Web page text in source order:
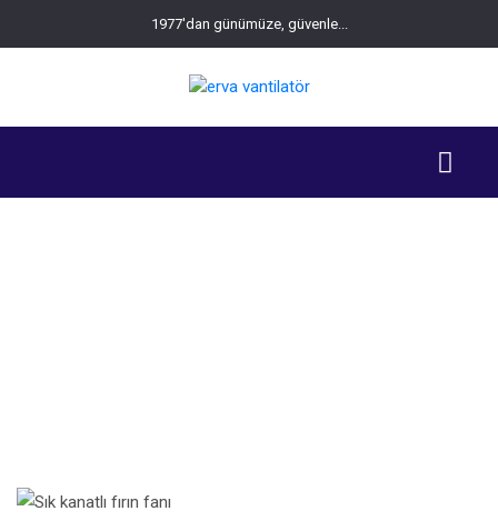
1977'dan günümüze, güvenle...